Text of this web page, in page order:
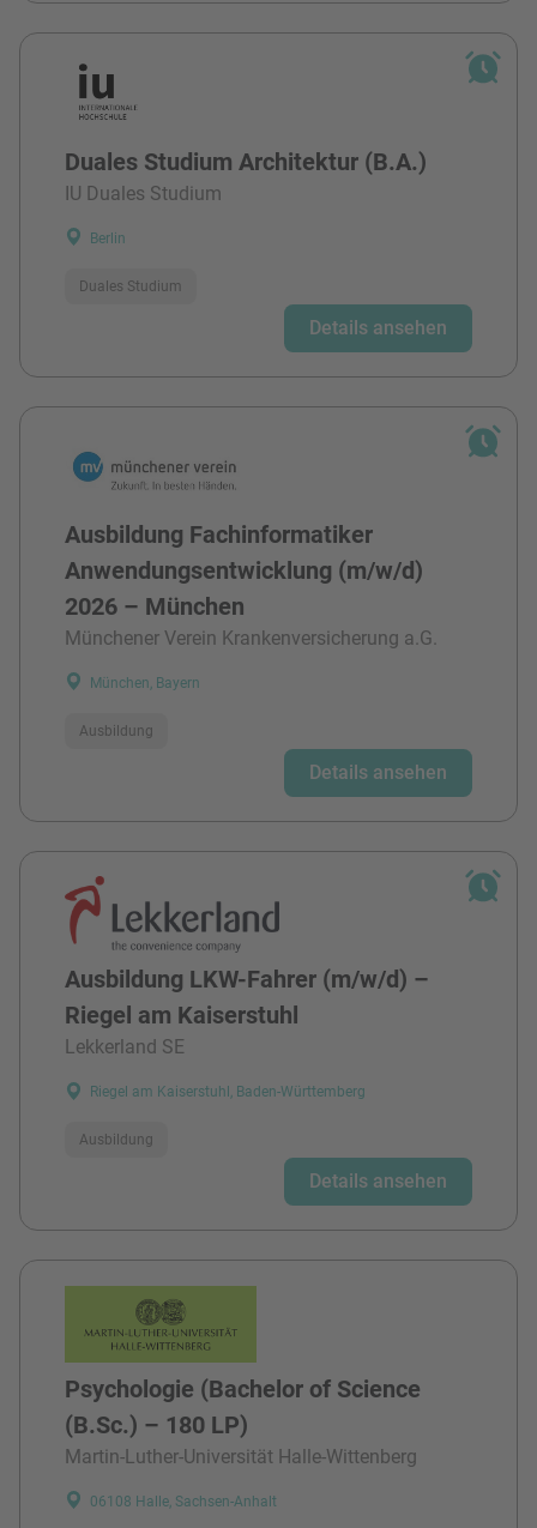
Duales Studium Architektur (B.A.)
IU Duales Studium
Berlin
Duales Studium
Details ansehen
Ausbildung Fachinformatiker
Anwendungsentwicklung (m/w/d)
2026 – München
Münchener Verein Krankenversicherung a.G.
München, Bayern
Ausbildung
Details ansehen
Ausbildung LKW-Fahrer (m/w/d) –
Riegel am Kaiserstuhl
Lekkerland SE
Riegel am Kaiserstuhl, Baden-Württemberg
Ausbildung
Details ansehen
Psychologie (Bachelor of Science
(B.Sc.) – 180 LP)
Martin-Luther-Universität Halle-Wittenberg
06108 Halle, Sachsen-Anhalt